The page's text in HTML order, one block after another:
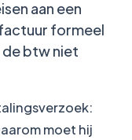
aan een
formeel
de btw niet
moet hij